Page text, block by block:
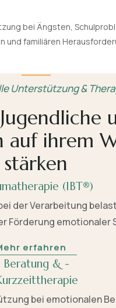
bei Ängsten,
und familiären
Unterstützung &
auf ihrem
stärken
(IBT®)
der Verarbeitung
Förderung emotionaler
erfahren
Beratung & -
bei emotionalen